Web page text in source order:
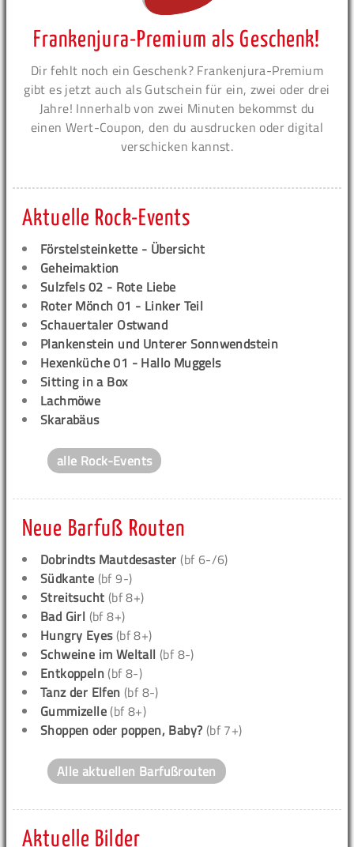
Frankenjura-Premium als Geschenk!
Dir fehlt noch ein Geschenk? Frankenjura-Premium
gibt es jetzt auch als Gutschein für ein, zwei oder drei
Jahre! Innerhalb von zwei Minuten bekommst du
einen Wert-Coupon, den du ausdrucken oder digital
verschicken kannst.
Aktuelle Rock-Events
Förstelsteinkette - Übersicht
Geheimaktion
Sulzfels 02 - Rote Liebe
Roter Mönch 01 - Linker Teil
Schauertaler Ostwand
Plankenstein und Unterer Sonnwendstein
Hexenküche 01 - Hallo Muggels
Sitting in a Box
Lachmöwe
Skarabäus
alle Rock-Events
Neue Barfuß Routen
Dobrindts Mautdesaster (bf 6-/6)
Südkante (bf 9-)
Streitsucht (bf 8+)
Bad Girl (bf 8+)
Hungry Eyes(bf 8+)
Schweine im Weltall (bf 8-)
Entkoppeln (bf 8-)
Tanz der Elfen (bf 8-)
Gummizelle (bf 8+)
Shoppen oder poppen, Baby? (bf 7+)
Alle aktuellen Barfußrouten
Aktuelle Bilder